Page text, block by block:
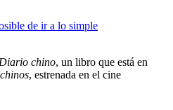
de ir a lo simple
Diario chino, un libro que está en
, estrenada en el cine